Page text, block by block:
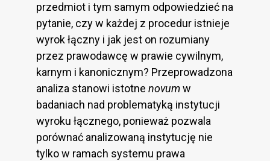
przedmiot i tym samym odpowiedzieć na
pytanie, czy w każdej z procedur istnieje
wyrok łączny i jak jest on rozumiany
przez prawodawcę w prawie cywilnym,
karnym i kanonicznym? Przeprowadzona
analiza stanowi istotne novumw
badaniach nad problematyką instytucji
wyroku łącznego, ponieważ pozwala
porównać analizowaną instytucję nie
tylko w ramach systemu prawa